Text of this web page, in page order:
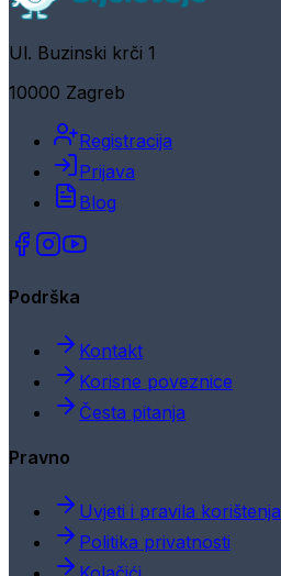
Ul. Buzinski krči 1
10000 Zagreb
Registracija
Prijava
Blog
Podrška
Kontakt
Korisne poveznice
Česta pitanja
Pravno
Uvjeti i pravila korištenja
Politika privatnosti